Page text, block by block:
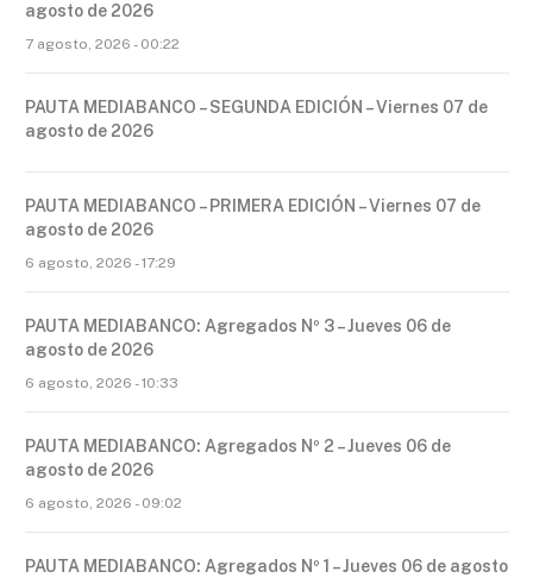
agosto de 2026
7 agosto, 2026 - 00:22
PAUTA MEDIABANCO – SEGUNDA EDICIÓN – Viernes 07 de
agosto de 2026
PAUTA MEDIABANCO – PRIMERA EDICIÓN – Viernes 07 de
agosto de 2026
6 agosto, 2026 - 17:29
PAUTA MEDIABANCO: Agregados Nº 3 – Jueves 06 de
agosto de 2026
6 agosto, 2026 - 10:33
PAUTA MEDIABANCO: Agregados Nº 2 – Jueves 06 de
agosto de 2026
6 agosto, 2026 - 09:02
PAUTA MEDIABANCO: Agregados Nº 1 – Jueves 06 de agosto